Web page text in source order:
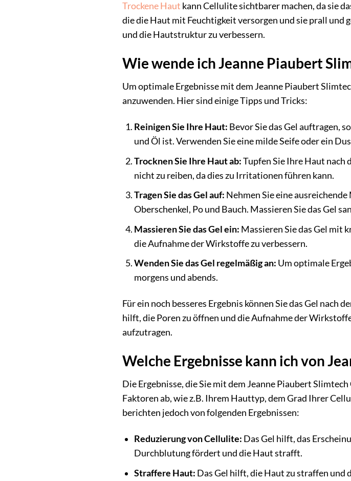
Trockene Haut kann Cellulite sichtbarer machen, da sie
die die Haut mit Feuchtigkeit versorgen und sie prall und
und die Hautstruktur zu verbessern.
Wie wende ich Jeanne Piaubert
Um optimale Ergebnisse mit dem Jeanne Piaubert
anzuwenden. Hier sind einige Tipps und Tricks:
Reinigen Sie Ihre Haut: Bevor Sie das Gel auftragen,
und Öl ist. Verwenden Sie eine milde Seife oder ein
Trocknen Sie Ihre Haut ab:Tupfen Sie Ihre Haut nach
nicht zu reiben, da dies zu Irritationen führen kann.
Tragen Sie das Gel auf: Nehmen Sie eine
Oberschenkel, Po und Bauch. Massieren Sie das Gel
Massieren Sie das Gel ein: Massieren Sie das Gel mit
die Aufnahme der Wirkstoffe zu verbessern.
Wenden Sie das Gel regelmäßig an: Um optimale
morgens und abends.
Für ein noch besseres Ergebnis können Sie das Gel
hilft, die Poren zu öffnen und die Aufnahme der
aufzutragen.
Welche Ergebnisse kann ich von
Die Ergebnisse, die Sie mit dem Jeanne Piaubert
Faktoren ab, wie z.B. Ihrem Hauttyp, dem Grad Ihrer
berichten jedoch von folgenden Ergebnissen:
Reduzierung von Cellulite: Das Gel hilft, das
Durchblutung fördert und die Haut strafft.
Straffere Haut: Das Gel hilft, die Haut zu straffen und